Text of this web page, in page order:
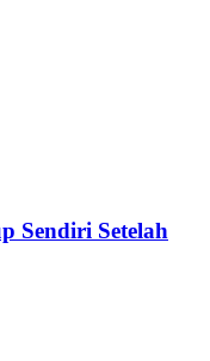
Sendiri Setelah